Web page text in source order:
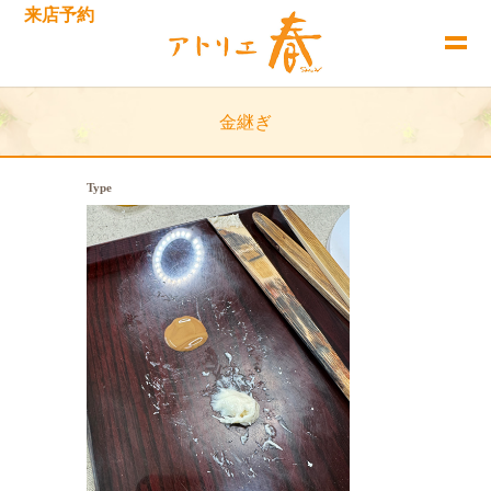
来店予約
金継ぎ
Type